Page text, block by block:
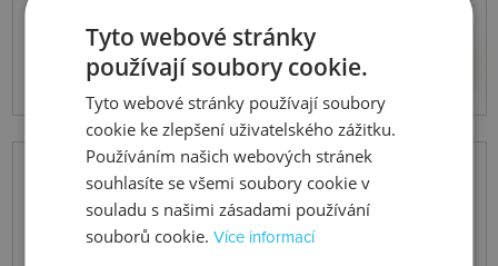
2659 Kč Koupit
Tyto webové stránky
používají soubory cookie.
Tyto webové stránky používají soubory
cookie ke zlepšení uživatelského zážitku.
Používáním našich webových stránek
souhlasíte se všemi soubory cookie v
souladu s našimi zásadami používání
souborů cookie.Více informací